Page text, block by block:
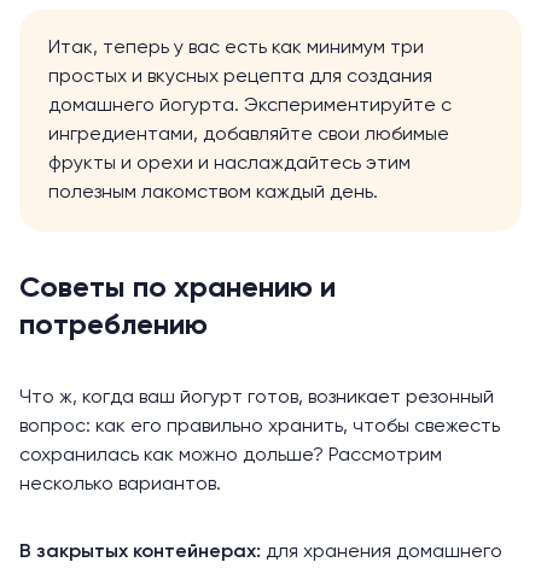
Итак, теперь у вас есть как минимум три
простых и вкусных рецепта для создания
домашнего йогурта. Экспериментируйте с
ингредиентами, добавляйте свои любимые
фрукты и орехи и наслаждайтесь этим
полезным лакомством каждый день.
Советы по хранению и
потреблению
Что ж, когда ваш йогурт готов, возникает резонный
вопрос: как его правильно хранить, чтобы свежесть
сохранилась как можно дольше? Рассмотрим
несколько вариантов.
В закрытых контейнерах: для хранения домашнего